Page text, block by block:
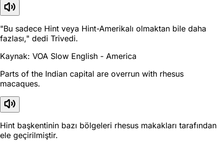
"Bu sadece Hint veya Hint-Amerikalı olmaktan bile daha
fazlası," dedi Trivedi.
Kaynak: VOA Slow English - America
Parts of the Indian capital are overrun with rhesus
macaques.
Hint başkentinin bazı bölgeleri rhesus makakları tarafından
ele geçirilmiştir.